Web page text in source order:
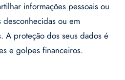
informações pessoais ou
desconhecidas ou em
A proteção dos seus dados é
e golpes financeiros.